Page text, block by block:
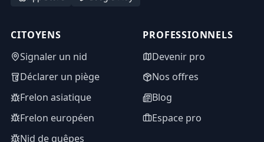
CITOYENS
Signaler un nid
Déclarer un piège
Frelon asiatique
Frelon européen
Nid de guêpes
PROFESSIONNELS
Devenir pro
Nos offres
Blog
Espace pro